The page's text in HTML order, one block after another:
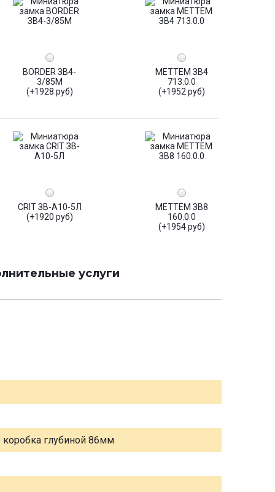
BORDER ЗВ4-
3/85М
(+1928 руб)
МЕТТЕМ ЗВ4
713.0.0
(+1952 руб)
CRIT ЗВ-А10-5Л
(+1920 руб)
МЕТТЕМ ЗВ8
160.0.0
(+1954 руб)
услуги
коробка глубиной 86мм